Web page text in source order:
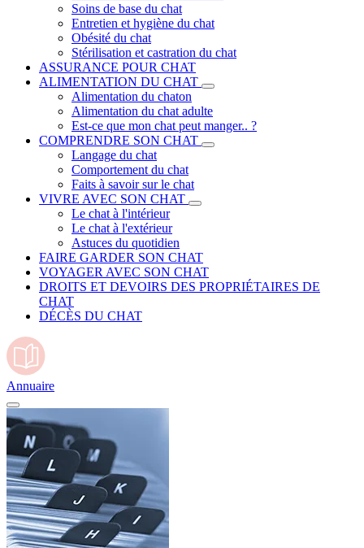
Soins de base du chat
Entretien et hygiène du chat
Obésité du chat
Stérilisation et castration du chat
ASSURANCE POUR CHAT
ALIMENTATION DU CHAT
Alimentation du chaton
Alimentation du chat adulte
Est-ce que mon chat peut manger.. ?
COMPRENDRE SON CHAT
Langage du chat
Comportement du chat
Faits à savoir sur le chat
VIVRE AVEC SON CHAT
Le chat à l'intérieur
Le chat à l'extérieur
Astuces du quotidien
FAIRE GARDER SON CHAT
VOYAGER AVEC SON CHAT
DROITS ET DEVOIRS DES PROPRIÉTAIRES DE
CHAT
DÉCÈS DU CHAT
Annuaire